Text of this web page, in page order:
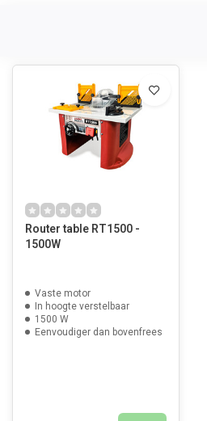
Router table RT1500 -
1500W
Vaste motor
In hoogte verstelbaar
1500 W
Eenvoudiger dan bovenfrees